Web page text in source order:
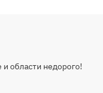
области недорого!